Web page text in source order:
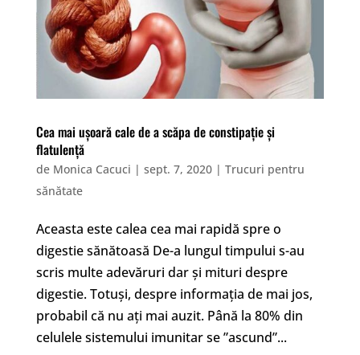
Cea mai ușoară cale de a scăpa de constipație și
flatulență
de Monica Cacuci | sept. 7, 2020| Trucuri pentru
sănătate
Aceasta este calea cea mai rapidă spre o
digestie sănătoasă De-a lungul timpului s-au
scris multe adevăruri dar și mituri despre
digestie. Totuși, despre informația de mai jos,
probabil că nu ați mai auzit. Până la 80% din
celulele sistemului imunitar se ”ascund”...